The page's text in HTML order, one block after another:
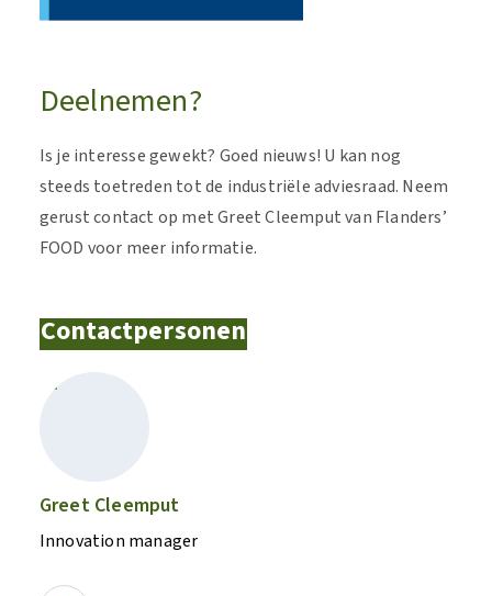
Deelnemen?
Is je interesse gewekt? Goed nieuws! U kan nog
steeds toetreden tot de industriële adviesraad. Neem
gerust contact op met Greet Cleemput van Flanders’
FOOD voor meer informatie.
Contactpersonen
Greet Cleemput
Innovation manager